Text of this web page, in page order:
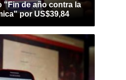
"Fin de año contra la
por US$39,84